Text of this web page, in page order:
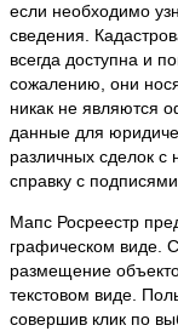
если необходимо
сведения.
всегда доступна и
сожалению, они
никак не являются
данные для
различных сделок с
справку с
Мапс Росреестр
графическом виде.
размещение
текстовом виде.
совершив клик по